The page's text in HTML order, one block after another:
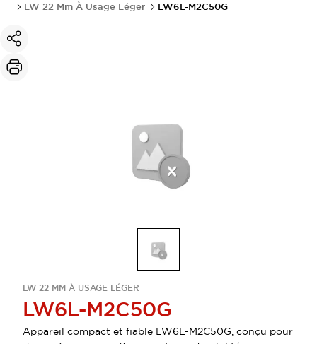
LW 22 Mm À Usage Léger
LW6L-M2C50G
LW 22 MM À USAGE LÉGER
LW6L-M2C50G
Appareil compact et fiable LW6L-M2C50G, conçu pour